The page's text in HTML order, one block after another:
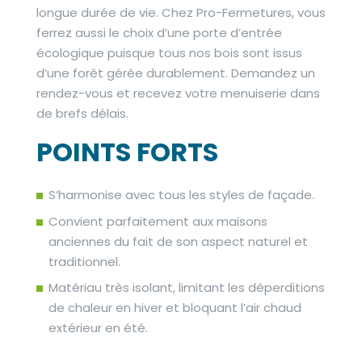
longue durée de vie. Chez Pro-Fermetures, vous
ferrez aussi le choix d’une porte d’entrée
écologique puisque tous nos bois sont issus
d’une forêt gérée durablement. Demandez un
rendez-vous et recevez votre menuiserie dans
de brefs délais.
POINTS FORTS
S’harmonise avec tous les styles de façade.
Convient parfaitement aux maisons
anciennes du fait de son aspect naturel et
traditionnel.
Matériau très isolant, limitant les déperditions
de chaleur en hiver et bloquant l’air chaud
extérieur en été.